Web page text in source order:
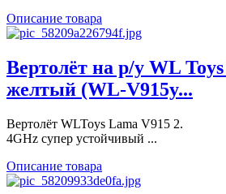
Описание товара
Вертолёт на р/у WL
желтый (WL-V915y...
Вертолёт WLToys Lama V915 2.
4GHz супер устойчивый ...
Описание товара